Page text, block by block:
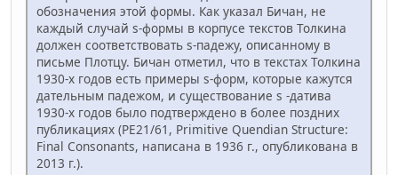
обозначения этой формы. Как указал Бичан, не
каждый случай s-формы в корпусе текстов Толкина
должен соответствовать s-падежу, описанному в
письме Плотцу. Бичан отметил, что в текстах Толкина
1930-х годов есть примеры s-форм, которые кажутся
дательным падежом, и существование s -датива
1930-х годов было подтверждено в более поздних
публикациях (PE21/61, Primitive Quendian Structure:
Final Consonants, написана в 1936 г., опубликована в
2013 г.).